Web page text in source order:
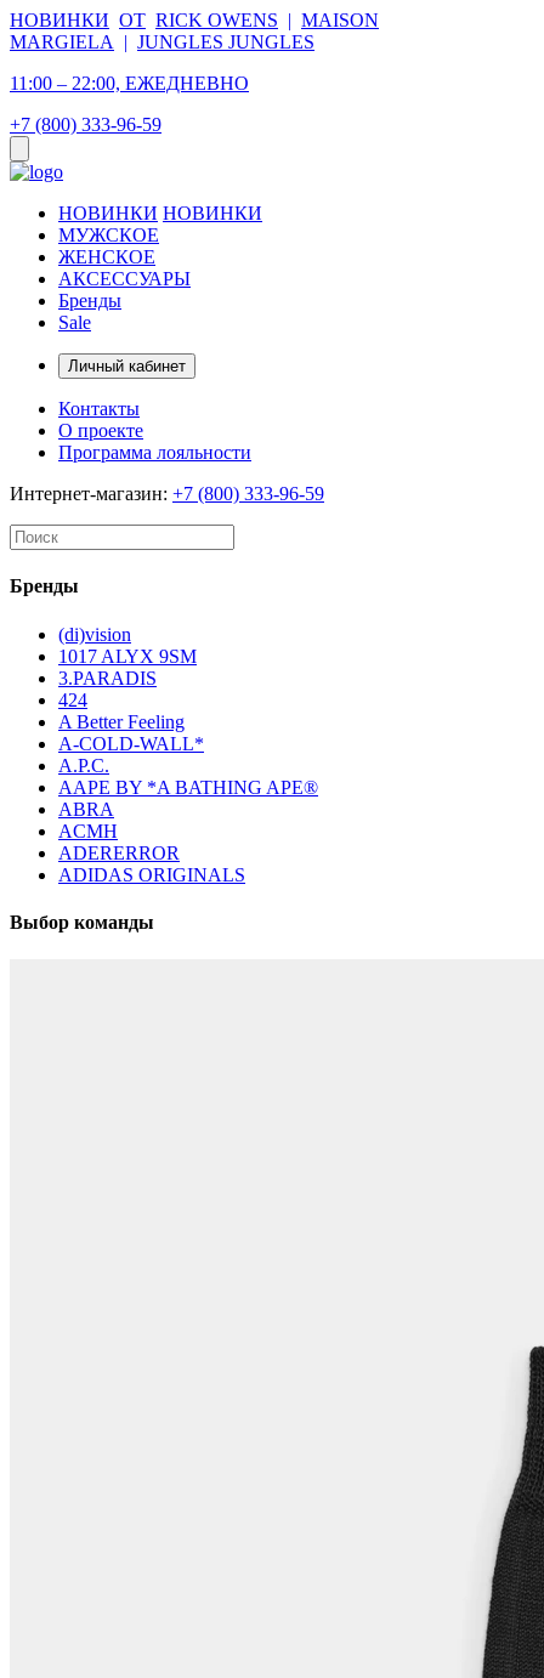
НОВИНКИ ОТ RICK OWENS | MAISON
MARGIELA
| JUNGLES JUNGLES
11:00 – 22:00, ЕЖЕДНЕВНО
+7 (800) 333-96-59
НОВИНКИ НОВИНКИ
МУЖСКОЕ
ЖЕНСКОЕ
АКСЕССУАРЫ
Бренды
Sale
Личный кабинет
Контакты
О проекте
Программа лояльности
Интернет-магазин: +7 (800) 333-96-59
Бренды
(di)vision
1017 ALYX 9SM
3.PARADIS
424
A Better Feeling
A-COLD-WALL*
A.P.C.
AAPE BY *A BATHING APE®
ABRA
ACMH
ADERERROR
ADIDAS ORIGINALS
Выбор команды